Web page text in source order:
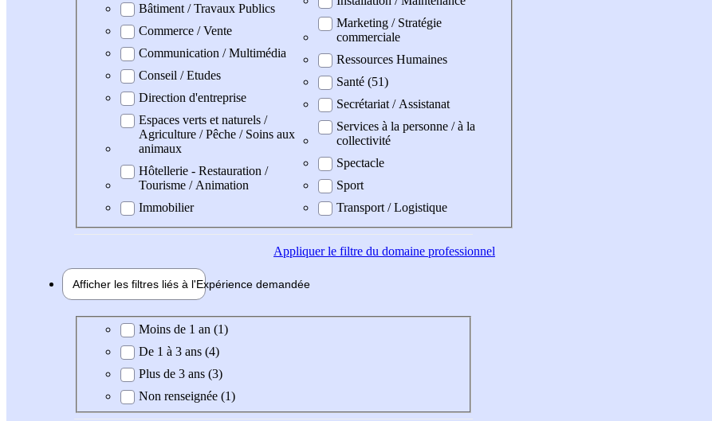
Bâtiment / Travaux Publics
Commerce / Vente
Communication / Multimédia
Conseil / Etudes
Direction d'entreprise
Espaces verts et naturels /
Agriculture / Pêche / Soins aux
animaux
Hôtellerie - Restauration /
Tourisme / Animation
Immobilier
Marketing / Stratégie
commerciale
Ressources Humaines
Santé (51)
Secrétariat / Assistanat
Services à la personne / à la
collectivité
Spectacle
Sport
Transport / Logistique
Appliquerle filtre du domaine professionnel
Afficher les filtres liés à l'Expérience demandée
Expérience demandée
Moins de 1 an (1)
De 1 à 3 ans (4)
Plus de 3 ans (3)
Non renseignée (1)